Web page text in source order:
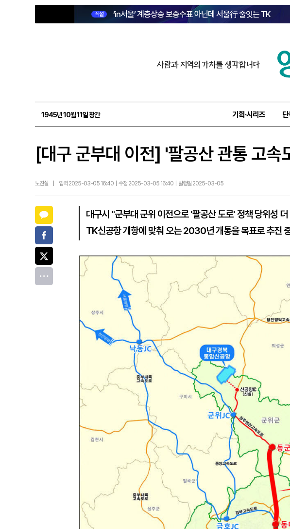
직설 ‘in서울’ 계층상승 보증수표 아닌데 서울行 줄잇는 TK
사람과 지역의 가치를 생각합니다
1945년 10월 11일 창간 기획·시리즈
[대구 군부대 이전] '팔공산 관통 고속
노진실 입력 2025-03-05 16:40 | 수정 2025-03-05 16:40 | 발행일 2025-03-05
대구시 "군부대 군위 이전으로 '팔공산 도로' 정책 당위성
TK신공항 개항에 맞춰 오는 2030년 개통을 목표로 추진